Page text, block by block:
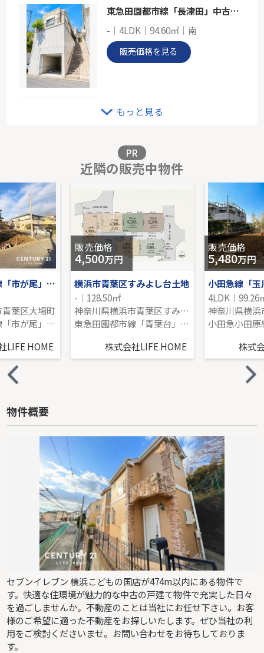
東急田園都市線「長津田」中古戸建
-｜4LDK｜94.60㎡｜南
販売価格を見る
販売価格を見る
東急田園都市線「鷺沼」新築分譲
-｜4LDK｜97.71㎡｜南西
販売価格を見る
もっと見る
PR
近隣の販売中物件
東急田園都市線「市が尾」売地
葉区大場町
東急田園都市線「市が尾」駅 徒歩14分
LIFE HOME
販売価格
4,500万円
横浜市青葉区すみよし台土地
-｜128.50㎡
神奈川県横浜市青葉区すみよし台
東急田園都市線「青葉台」駅 バス11分 「すみよし台」 停歩5分
株式会社LIFE HOME
販売価格
5,480万円
4LDK｜99.26
神奈川県横
株式
物件概要
セブンイレブン 横浜こどもの国店が474m以内にある物件で
す。快適な住環境が魅力的な中古の戸建て物件で充実した日々
を過ごしませんか。不動産のことは当社にお任せ下さい。お客
様のご希望に適った不動産をお探しいたします。ぜひ当社の利
用をご検討くださいませ。お問い合わせをお待ちしておりま
す。